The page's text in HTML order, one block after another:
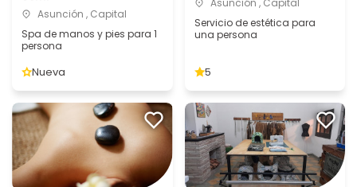
Asunción , Capital
Spa de manos y pies para 1
persona
Nueva
Asunción , Capital
Servicio de estética para
una persona
5